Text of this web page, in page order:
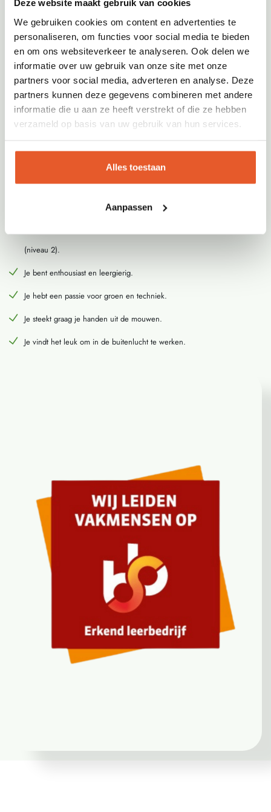
Deze website maakt gebruik van cookies
We gebruiken cookies om content en advertenties te
personaliseren, om functies voor social media te bieden
en om ons websiteverkeer te analyseren. Ook delen we
informatie over uw gebruik van onze site met onze
partners voor social media, adverteren en analyse. Deze
partners kunnen deze gegevens combineren met andere
informatie die u aan ze heeft verstrekt of die ze hebben
verzameld op basis van uw gebruik van hun services.
Alles toestaan
Aanpassen
Afwisselende projecten: van werken in de openbare ruimte tot
onderhoud bij bedrijven en particulieren.
Ruimte voor ontwikkeling: je krijgt de kans om jezelf te ontplooien en
je vaardigheden in de praktijk te brengen.
Een hecht team: werken in een fijne sfeer waar samenwerken en
plezier hand in hand gaan.
(niveau 2).
Je bent enthousiast en leergierig.
Je hebt een passie voor groen en techniek.
Je steekt graag je handen uit de mouwen.
Je vindt het leuk om in de buitenlucht te werken.